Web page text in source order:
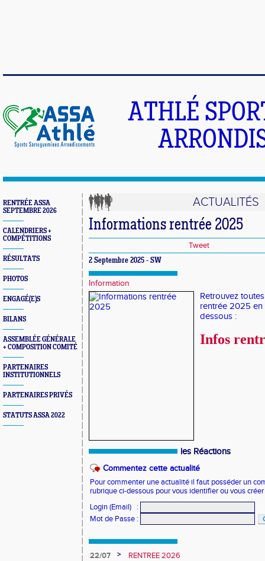
ATHLÉ
RENTRÉE ASSA
SEPTEMBRE 2026
CALENDRIERS +
COMPÉTITIONS
RÉSULTATS
PHOTOS
ENGAGÉ(E)S
BILANS
ASSEMBLÉE GÉNÉRALE
+ COMPOSITION COMITÉ
PARTENAIRES
INSTITUTIONNELS
PARTENAIRES PRIVÉS
STATUTS ASSA 2022
ACTUALITÉS
Informations rentrée 2025
Tweet
2 Septembre 2025 - SW
Information
Retrouvez
rentrée 2025 en
dessous :
Infos
les Réactions
Commentez cette actualité
Pour commenter une actualité il faut posséder un
rubrique ci-dessous pour vous identifier ou vous
Login (Email)
:
Mot de Passe :
22/07 >
RENTREE 2026